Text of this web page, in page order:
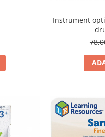
Instrument